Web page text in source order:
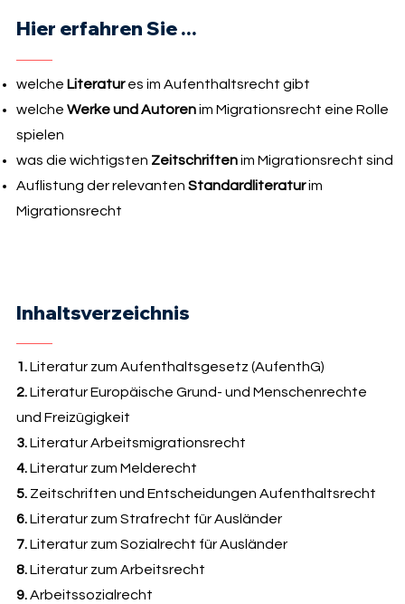
Hier erfahren Sie ...
welche Literatures im Aufenthaltsrecht gibt
welche Werke und Autorenim Migrationsrecht eine Rolle
spielen
was die wichtigsten Zeitschriftenim Migrationsrecht sind
Auflistung der relevanten Standardliteraturim
Migrationsrecht
Inhaltsverzeichnis
1.Literatur zum Aufenthaltsgesetz (AufenthG)
2.Literatur Europäische Grund- und Menschenrechte
und Freizügigkeit
3.Literatur Arbeitsmigrationsrecht
4.Literatur zum Melderecht
5.Zeitschriften und Entscheidungen Aufenthaltsrecht
6.Literatur zum Strafrecht für Ausländer
7.Literatur zum Sozialrecht für Ausländer
8.Literatur zum Arbeitsrecht
9.Arbeitssozialrecht